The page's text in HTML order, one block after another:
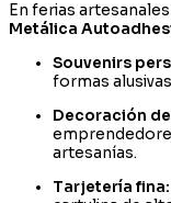
En ferias
Metálica
Souvenirs
formas
Decoración
artesanías.
Tarjetería fina: